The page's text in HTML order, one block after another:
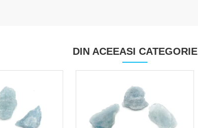
DIN ACEEASI CATEGORIE